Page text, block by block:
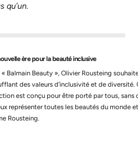
qu’un.
ère pour la beauté inclusive
Balmain Beauty », Olivier Rousteing
des valeurs d’inclusivité et de
est conçu pour être porté par tous, sans
représenter toutes les beautés du monde
Rousteing.